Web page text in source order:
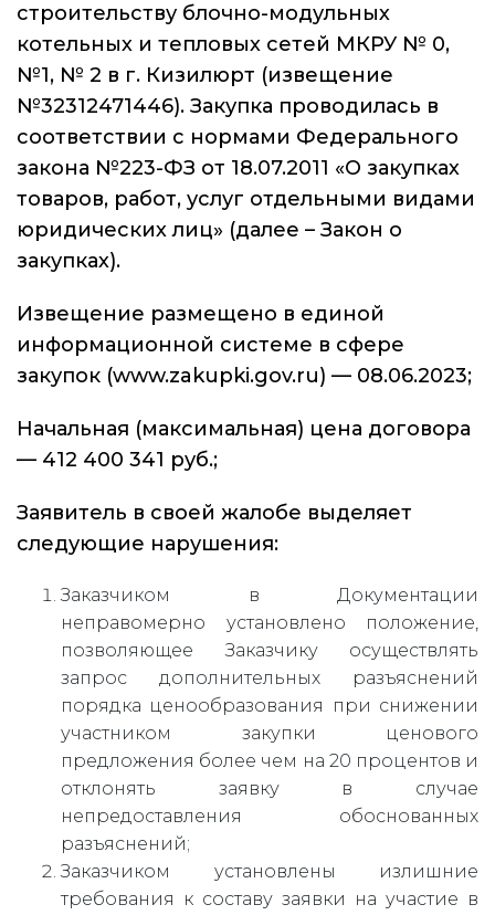
строительству блочно-модульных
котельных и тепловых сетей МКРУ № 0,
№1, № 2 в г. Кизилюрт (извещение
№32312471446). Закупка проводилась в
соответствии с нормами Федерального
закона №223-ФЗ от 18.07.2011 «О закупках
товаров, работ, услуг отдельными видами
юридических лиц» (далее – Закон о
закупках).
Извещение размещено в единой
информационной системе в сфере
закупок (www.zakupki.gov.ru) — 08.06.2023;
Начальная (максимальная) цена договора
— 412 400 341 руб.;
Заявитель в своей жалобе выделяет
следующие нарушения:
Заказчиком в Документации
неправомерно установлено положение,
позволяющее Заказчику осуществлять
запрос дополнительных разъяснений
порядка ценообразования при снижении
участником закупки ценового
предложения более чем на 20 процентов и
отклонять заявку в случае
непредоставления обоснованных
разъяснений;
Заказчиком установлены излишние
требования к составу заявки на участие в